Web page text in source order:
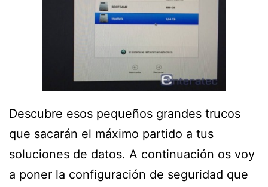
Descubre esos pequeños grandes trucos
que sacarán el máximo partido a tus
soluciones de datos. A continuación os voy
a poner la configuración de seguridad que